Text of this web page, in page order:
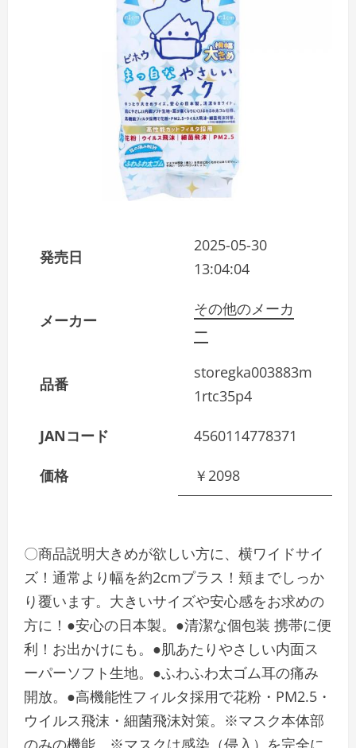
発売日
2025-05-30
13:04:04
メーカー
その他のメーカ
ー
品番
storegka003883m
1rtc35p4
JANコード 4560114778371
価格 ￥2098
〇商品説明大きめが欲しい方に、横ワイドサイ
ズ！通常より幅を約2cmプラス！頬までしっか
り覆います。大きいサイズや安心感をお求めの
方に！●安心の日本製。●清潔な個包装 携帯に便
利！お出かけにも。●肌あたりやさしい内面ス
ーパーソフト生地。●ふわふわ太ゴム耳の痛み
開放。●高機能性フィルタ採用で花粉・PM2.5・
ウイルス飛沫・細菌飛沫対策。※マスク本体部
のみの機能。※マスクは感染（侵入）を完全に